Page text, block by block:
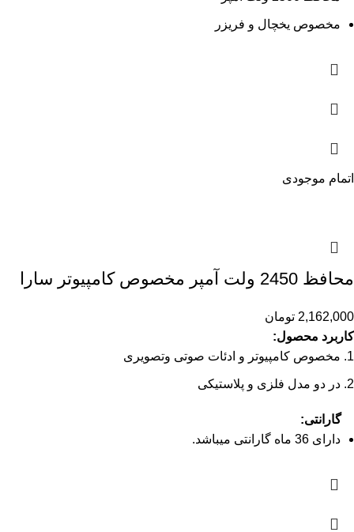
مخصوص یخچال و فریزر
اتمام موجودی
محافظ 2450 ولت آمپر مخصوص کامپیوتر سارا
2,162,000 تومان
کاربرد محصول:
مخصوص کامپیوتر و ادئات صوتی وتصویری
در دو مدل فلزی و پلاستیکی
گارانتی:
دارای 36 ماه گارانتی میباشد.